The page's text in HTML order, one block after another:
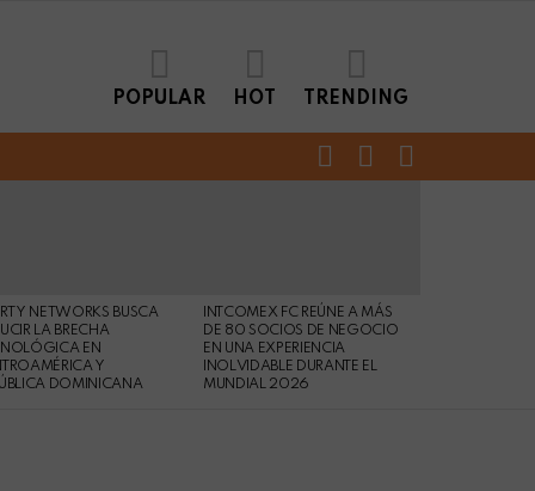
POPULAR HOT TRENDING
FOLLOWSEARCH
NETWORKS BUSCA
LA BRECHA
EN
Y
DOMINICANA
INTCOMEX FC REÚNE A MÁS
DE 80 SOCIOS DE NEGOCIO
EN UNA EXPERIENCIA
INOLVIDABLE DURANTE EL
MUNDIAL 2026